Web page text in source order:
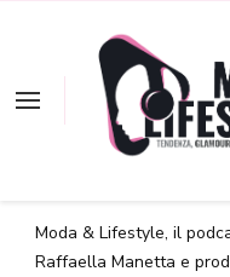
Moda & Lifestyle, il
Raffaella Manetta e